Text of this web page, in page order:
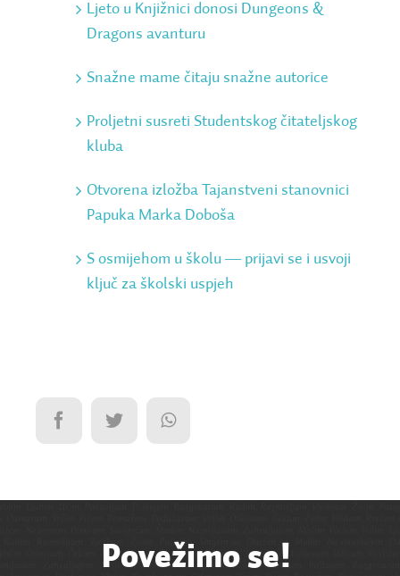
Ljeto u Knjižnici donosi Dungeons &
Dragons avanturu
Snažne mame čitaju snažne autorice
Proljetni susreti Studentskog čitateljskog
kluba
Otvorena izložba Tajanstveni stanovnici
Papuka Marka Doboša
S osmijehom u školu ― prijavi se i usvoji
ključ za školski uspjeh
Povežimo se!